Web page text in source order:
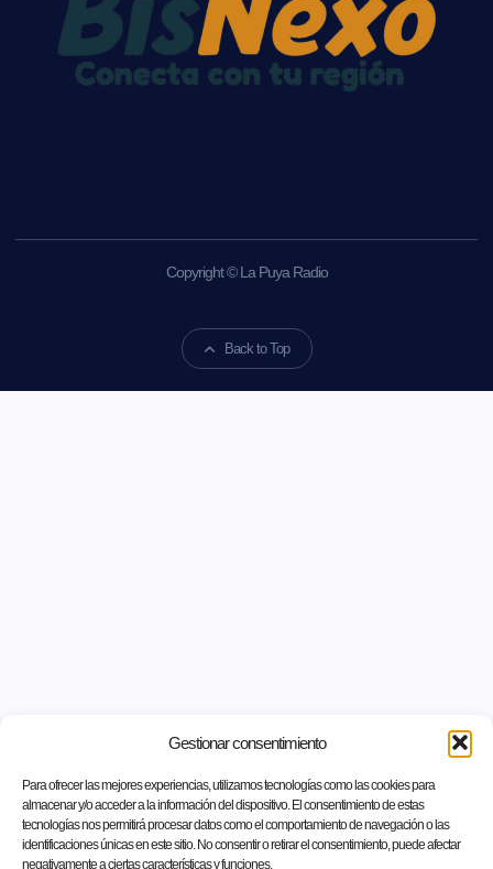
Gestionar consentimiento
Para ofrecer las mejores experiencias, utilizamos tecnologías como las cookies para
almacenar y/o acceder a la información del dispositivo. El consentimiento de estas
tecnologías nos permitirá procesar datos como el comportamiento de navegación o las
identificaciones únicas en este sitio. No consentir o retirar el consentimiento, puede afectar
negativamente a ciertas características y funciones.
Copyright © La Puya Radio
Back to Top